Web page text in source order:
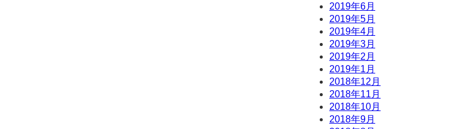
2019年6月
2019年5月
2019年4月
2019年3月
2019年2月
2019年1月
2018年12月
2018年11月
2018年10月
2018年9月